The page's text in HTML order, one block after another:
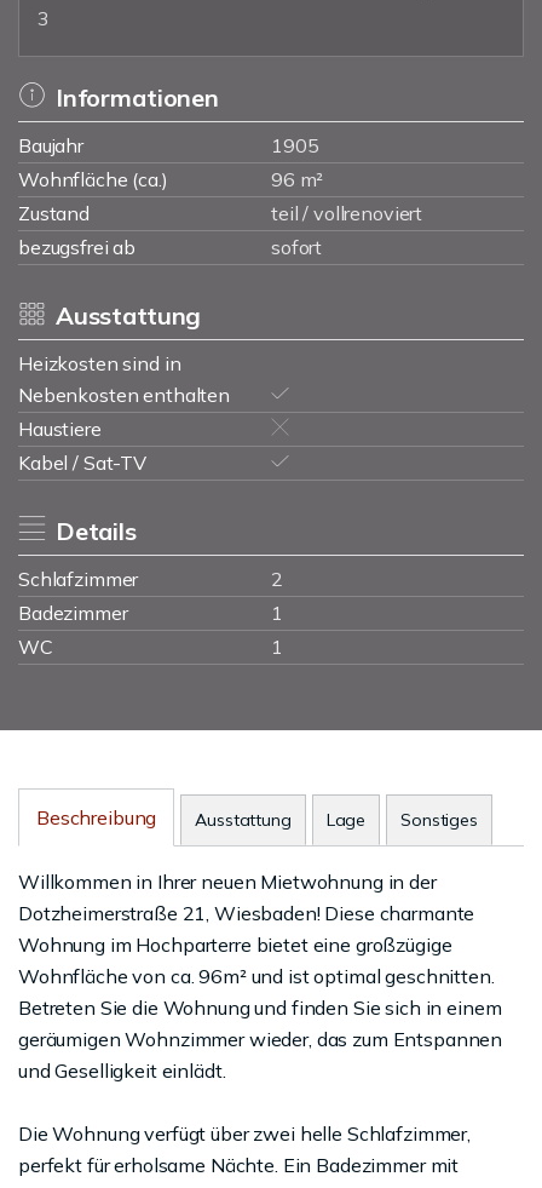
3
Informationen
Baujahr
1905
Wohnfläche (ca.)
96 m²
Zustand
teil / vollrenoviert
bezugsfrei ab
sofort
Ausstattung
Heizkosten sind in
Nebenkosten enthalten
Haustiere
Kabel / Sat-TV
Details
Schlafzimmer
2
Badezimmer
1
WC
1
Beschreibung Ausstattung Lage Sonstiges
Willkommen in Ihrer neuen Mietwohnung in der
Dotzheimerstraße 21, Wiesbaden! Diese charmante
Wohnung im Hochparterre bietet eine großzügige
Wohnfläche von ca. 96m² und ist optimal geschnitten.
Betreten Sie die Wohnung und finden Sie sich in einem
geräumigen Wohnzimmer wieder, das zum Entspannen
und Geselligkeit einlädt.
Die Wohnung verfügt über zwei helle Schlafzimmer,
perfekt für erholsame Nächte. Ein Badezimmer mit